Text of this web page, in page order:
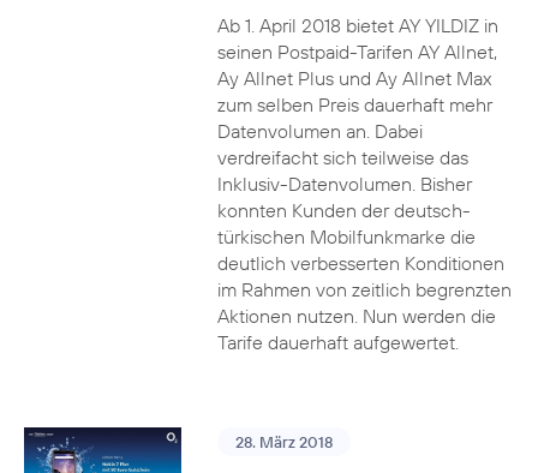
Ab 1. April 2018 bietet AY YILDIZ in
seinen Postpaid-Tarifen AY Allnet,
Ay Allnet Plus und Ay Allnet Max
zum selben Preis dauerhaft mehr
Datenvolumen an. Dabei
verdreifacht sich teilweise das
Inklusiv-Datenvolumen. Bisher
konnten Kunden der deutsch-
türkischen Mobilfunkmarke die
deutlich verbesserten Konditionen
im Rahmen von zeitlich begrenzten
Aktionen nutzen. Nun werden die
Tarife dauerhaft aufgewertet.
28. März 2018